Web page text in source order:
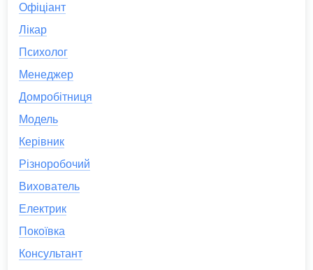
Офіціант
Лікар
Психолог
Менеджер
Домробітниця
Модель
Керівник
Різноробочий
Вихователь
Електрик
Покоївка
Консультант